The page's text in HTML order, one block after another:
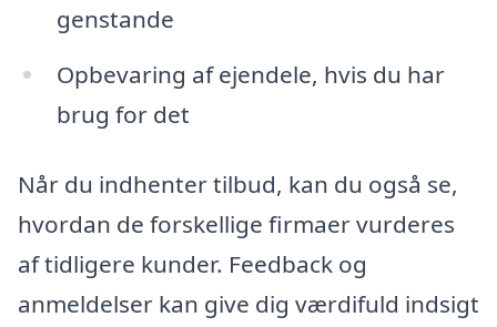
genstande
Opbevaring af ejendele, hvis du har
brug for det
Når du indhenter tilbud, kan du også se,
hvordan de forskellige firmaer vurderes
af tidligere kunder. Feedback og
anmeldelser kan give dig værdifuld indsigt